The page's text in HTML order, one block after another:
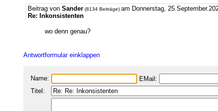
Beitrag von Sander (8134 Beiträge) am Donnerstag,
Re: Inkonsistenten
wo denn genau?
Antwortformular einklappen
Name:
EMail:
Titel: